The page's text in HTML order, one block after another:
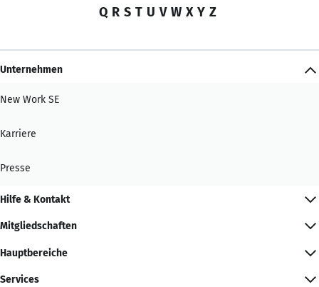
Q R S T U V W X Y Z
Unternehmen
New Work SE
Karriere
Presse
Hilfe & Kontakt
Mitgliedschaften
Hauptbereiche
Services